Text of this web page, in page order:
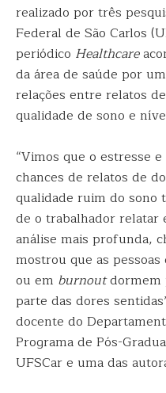
realizado por três
Federal de São Carlos
periódico Healthcare
da área de saúde por
relações entre relatos
qualidade de sono e
“Vimos que o estresse e
chances de relatos de
qualidade ruim do sono
de o trabalhador relatar
análise mais profunda,
mostrou que as
ou em burnoutdormem
parte das dores
docente do
Programa de Pós-
UFSCar e uma das